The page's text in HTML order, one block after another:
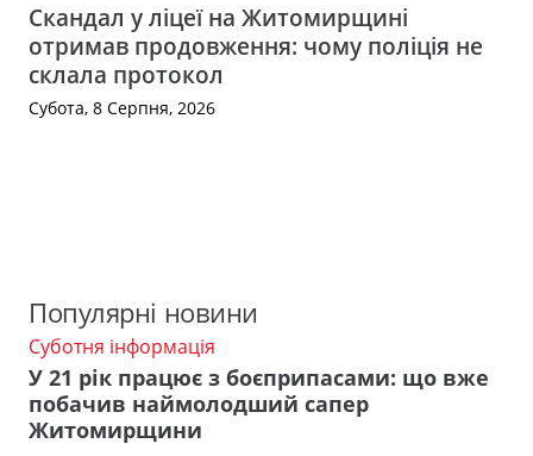
Скандал у ліцеї на Житомирщині
отримав продовження: чому поліція не
склала протокол
Субота, 8 Серпня, 2026
Популярні новини
Суботня інформація
У 21 рік працює з боєприпасами: що вже
побачив наймолодший сапер
Житомирщини